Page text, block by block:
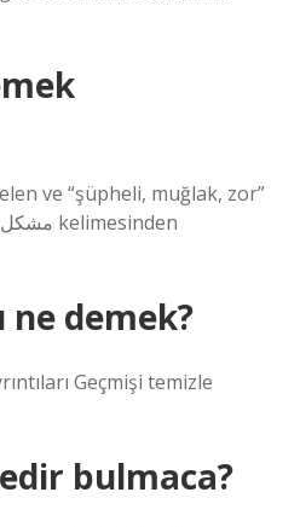
ve “şüpheli, muğlak, zor”
ne demek?
Geçmişi temizle
bulmaca?